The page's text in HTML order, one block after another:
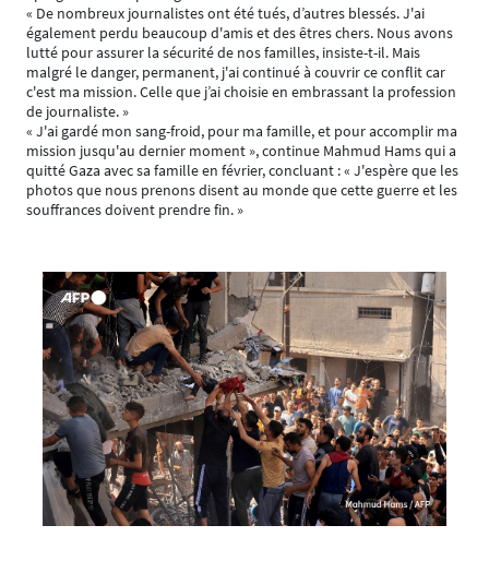
« De nombreux journalistes ont été tués, d’autres blessés. J'ai
également perdu beaucoup d'amis et des êtres chers. Nous avons
lutté pour assurer la sécurité de nos familles, insiste-t-il. Mais
malgré le danger, permanent, j'ai continué à couvrir ce conflit car
c'est ma mission. Celle que j’ai choisie en embrassant la profession
de journaliste. »
« J'ai gardé mon sang-froid, pour ma famille, et pour accomplir ma
mission jusqu'au dernier moment », continue Mahmud Hams qui a
quitté Gaza avec sa famille en février, concluant : « J'espère que les
photos que nous prenons disent au monde que cette guerre et les
souffrances doivent prendre fin. »